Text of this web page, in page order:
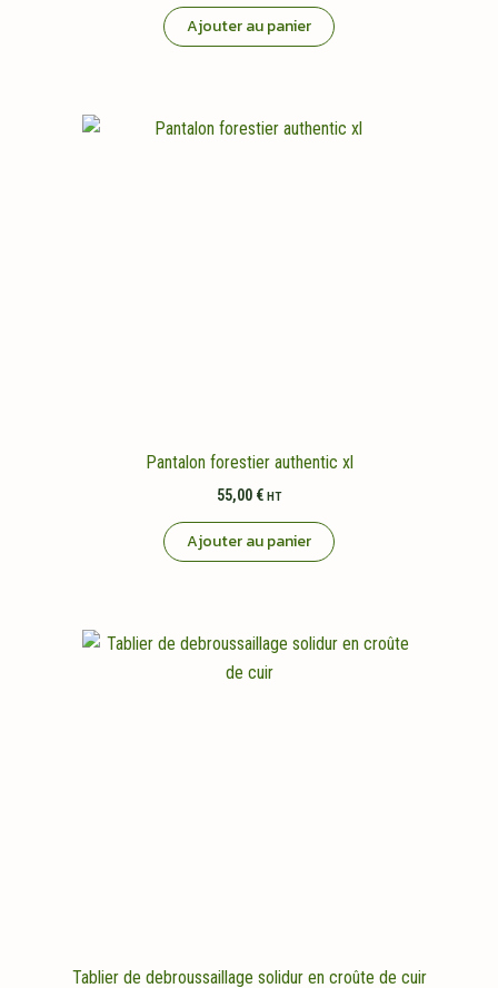
Ajouter au panier
Pantalon forestier authentic xl
55,00 € HT
Ajouter au panier
Tablier de debroussaillage solidur en croûte de cuir